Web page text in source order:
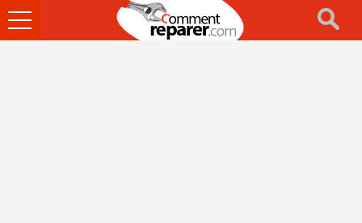
Ouvrir
le